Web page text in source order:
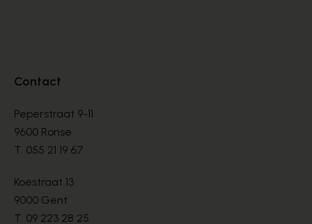
Contact
Peperstraat 9-11
9600 Ronse
T. 055 21 19 67
Koestraat 13
9000 Gent
T. 09 223 28 25